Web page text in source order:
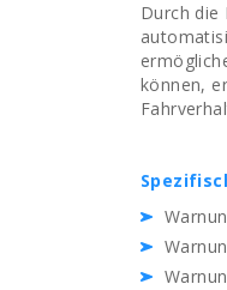
Durch die
können,